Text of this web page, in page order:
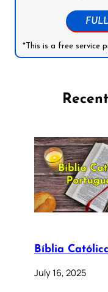
*This is a free service
Bíblia
July 16, 2025